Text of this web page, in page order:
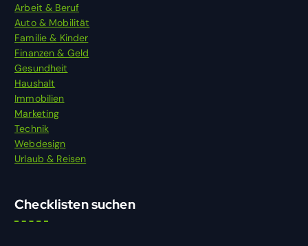
Arbeit & Beruf
Auto & Mobilität
Familie & Kinder
Finanzen & Geld
Gesundheit
Haushalt
Immobilien
Marketing
Technik
Webdesign
Urlaub & Reisen
Checklisten suchen